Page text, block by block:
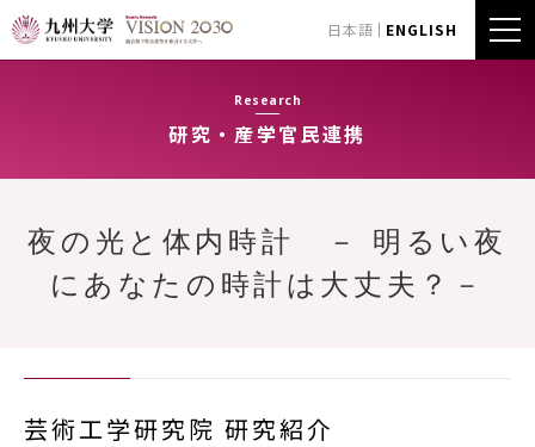
日本語 ENGLISH
Research
研究・産学官民連携
夜の光と体内時計 － 明るい夜
にあなたの時計は大丈夫？－
芸術工学研究院 研究紹介